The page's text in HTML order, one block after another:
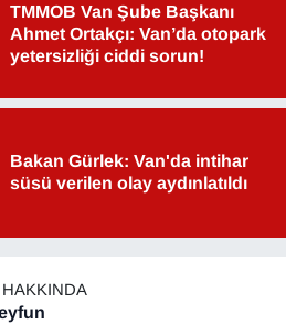
TMMOB Van Şube Başkanı
Ahmet Ortakçı: Van’da otopark
yetersizliği ciddi sorun!
Bakan Gürlek: Van'da intihar
süsü verilen olay aydınlatıldı